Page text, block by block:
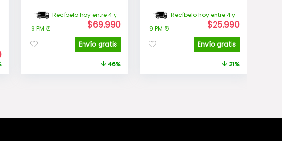
El
precio
Recíbelo hoy entre 4 y
9 PM ⏰
El
original
era:
$128.990.
$69.990El
es:
$69.990.
Envío gratis
46%
Recíbelo hoy entre 4 y
9 PM ⏰
El
original
era:
$32.990.
$25.990El
es:
$25.990.
Envío gratis
21%